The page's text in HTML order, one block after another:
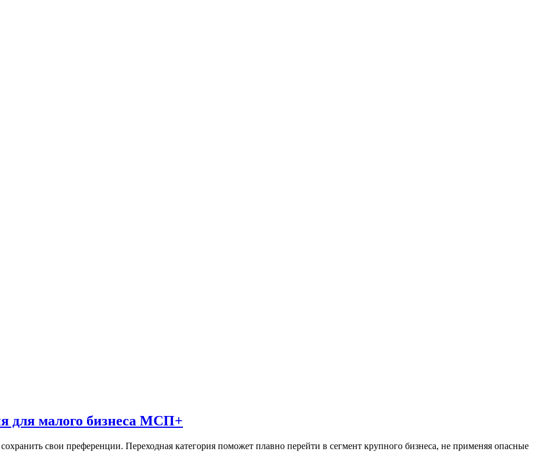
для малого бизнеса МСП+
свои преференции. Переходная категория поможет плавно перейти в сегмент крупного бизнеса, не применяя опасные